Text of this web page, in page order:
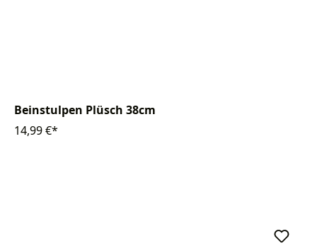
Beinstulpen Plüsch 38cm
14,99 €*